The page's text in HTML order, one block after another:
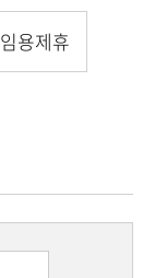
임용제휴